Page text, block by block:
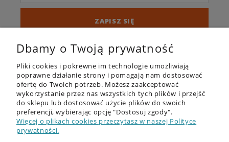
ZAPISZ SIĘ
OFERTA
Dbamy o Twoją prywatność
Pliki cookies i pokrewne im technologie umożliwiają
poprawne działanie strony i pomagają nam dostosować
ofertę do Twoich potrzeb. Możesz zaakceptować
wykorzystanie przez nas wszystkich tych plików i przejść
do sklepu lub dostosować użycie plików do swoich
preferencji, wybierając opcję "Dostosuj zgody".
Więcej o plikach cookies przeczytasz w naszej Polityce
prywatności.